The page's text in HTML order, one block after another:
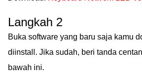
Langkah 2
Buka software yang baru saja kamu
diinstall. Jika sudah, beri tanda
bawah ini.